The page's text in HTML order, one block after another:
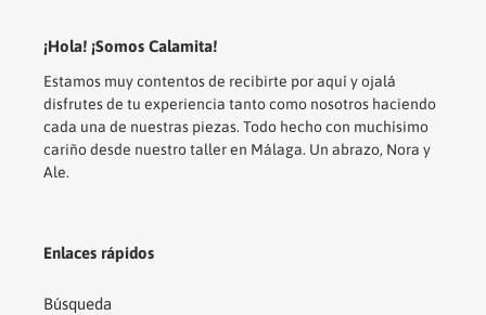
¡Hola! ¡Somos Calamita!
Estamos muy contentos de recibirte por aquí y ojalá
disfrutes de tu experiencia tanto como nosotros haciendo
cada una de nuestras piezas. Todo hecho con muchísimo
cariño desde nuestro taller en Málaga. Un abrazo, Nora y
Ale.
Enlaces rápidos
Búsqueda